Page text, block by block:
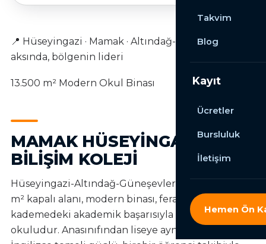
Takvim
Blog
Kayıt
Ücretler
Bursluluk
İletişim
Hemen Ön
📍 Hüseyingazi · Mamak · Altındağ-Güneşevler
aksında, bölgenin lideri
13.500 m² Modern Okul Binası
MAMAK HÜSEYINGAZI
BILIŞIM KOLEJI
Hüseyingazi-Altındağ-Güneşevler aksında 13.500
m² kapalı alanı, modern binası, ferah sınıfları ve her
kademedeki akademik başarısıyla bölgesinin lider
okuludur. Anasınıfından liseye aynı çatı altında,